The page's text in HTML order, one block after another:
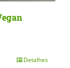
Detalhes